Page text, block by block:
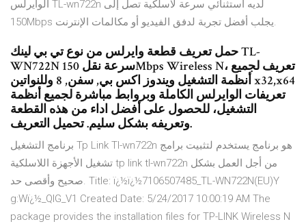
الوايرلس TL-wn722n لديه استثنائي سرعة لاسلكية تصل إلى
150Mbps يجلب أفضل تجربة لدفق الفيديو أو مكالمات الإنترنت.
حمل تعريف قطعة وايرلس من نوع تي بي لينك TL-
WN722N سرعة نقل 150Mbps Wireless N، تعريف لجميع
أنظمة التشغيل ويندوز اكس بي, سفن, 8 وللنواتين x32,x64
تعريفات الوايرلس الكاملة وبروابط مباشرة لجميع أنظمة
التشغيل، للحصول على أفضل اداء من هذه القطعة
وتعريفه بشكل سليم. تحميل التعريف.
برنامج التشغيل Tp Link Tl-wn722n هو برنامج يستخدم لتثبيت برامج
تشغيل الأجهزة اللاسلكية tp link tl-wn722n من أجل العمل بشكل
صحيح وأقصى حد. Title: ï¿½ï¿½7106507485_TL-WN722N(EU)Y
g:Wï¿½_QIG_V1 Created Date: 5/24/2017 10:00:19 AM The
package provides the installation files for TP-LINK Wireless N